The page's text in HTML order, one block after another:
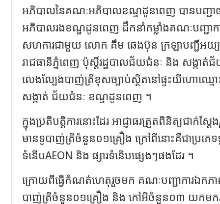
អភិបាលនៃគណៈអភិបាលខណ្ឌដូនពេញ បានបញ្ជ
អភិបាលរងខណ្ឌដូនពេញ ដឹកនាំកម្លាំងគណៈបញ្ជា
សហការជាមួយ លោក គឹម ឆេងប៊ុន ក្រឡាបញ្ជីអយ្
រាជធានីភ្នំពេញ ប៉ុស្តិ៍រដ្ឋបាលជ័យជំនៈ និង សង្កាត់ជ័
លេងល្បែងបាញ់ត្រីខុសច្បាប់ស្ថិតនៅផ្ទះយីហោឈ្មោ
សង្កាត់ ជ័យជំនៈ ខណ្ឌដូនពេញ ។
ក្នុងប្រតិបត្តិការនោះដែរ អាជ្ញាធរត្រួតពិនិត្យជាក់
មានទូបាញ់ត្រីចំនួន០១គ្រឿង ក្រៅពីនោះគឺជាប្រភេទ
ទំនើបAEON និង ផ្សារទំនើបផ្សេងៗផងដែរ ។
ក្រោយពីធ្វើកំណត់ហេតុរួចមក គណៈបញ្ជាការឯកភ
បាញ់ត្រីចំនួន០១គ្រឿង និង កៅអីចំនួន០៣ យកមក